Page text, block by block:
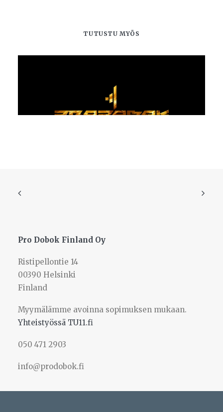
TUTUSTU MYÖS
Pro Dobok Finland Oy
Ristipellontie 14
00390 Helsinki
Finland
Myymälämme avoinna sopimuksen mukaan.
Yhteistyössä TU11.fi
050 471 2903
info@prodobok.fi